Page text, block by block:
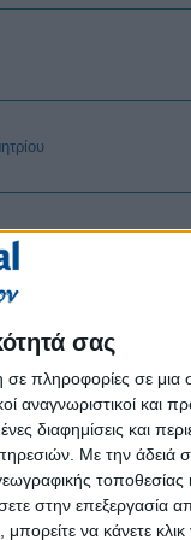
σας
σε πληροφορίες σε
αναγνωριστικοί και
διαφημίσεις και
Με την άδειά
τοποθεσίας
στην επεξεργασία
να κάνετε κλικ